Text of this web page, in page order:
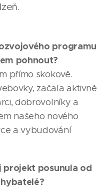
programu
pohnout?
přímo skokově.
začala aktivně
dobrovolníky a
našeho nového
a vybudování
projekt posunula od